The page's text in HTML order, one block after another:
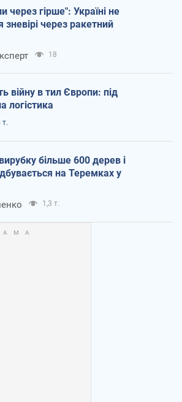
гірше": Україні не
зневірі через ракетний
18
війну в тил Європи: під
логістика
т.
більше 600 дерев і
на Теремках у
1,3 т.